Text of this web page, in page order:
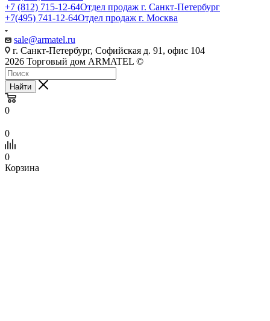
+7 (812) 715-12-64Отдел продаж г. Санкт-Петербург
+7(495) 741-12-64Отдел продаж г. Москва
sale@armatel.ru
г. Санкт-Петербург, Софийская д. 91, офис 104
2026 Торговый дом ARMATEL ©
Найти
0
0
0
Корзина